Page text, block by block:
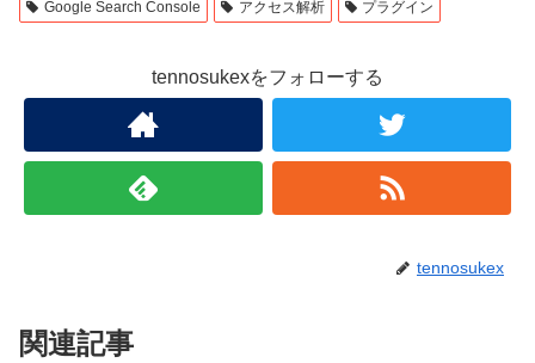
r
b
o
k
Google Search Console アクセス解析 プラグイン
tennosukexをフォローする
tennosukex
関連記事